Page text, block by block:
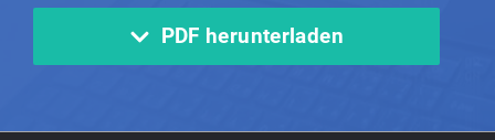
PDF herunterladen